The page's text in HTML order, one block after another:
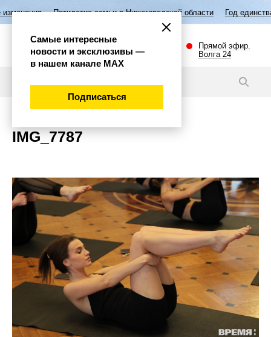
Пятилетие семьи в Нижегородской области Год
Прямой эфир.
Волга 24
IMG_7787
Самые интересные
новости и эксклюзивы —
в нашем канале МАХ
Подписаться